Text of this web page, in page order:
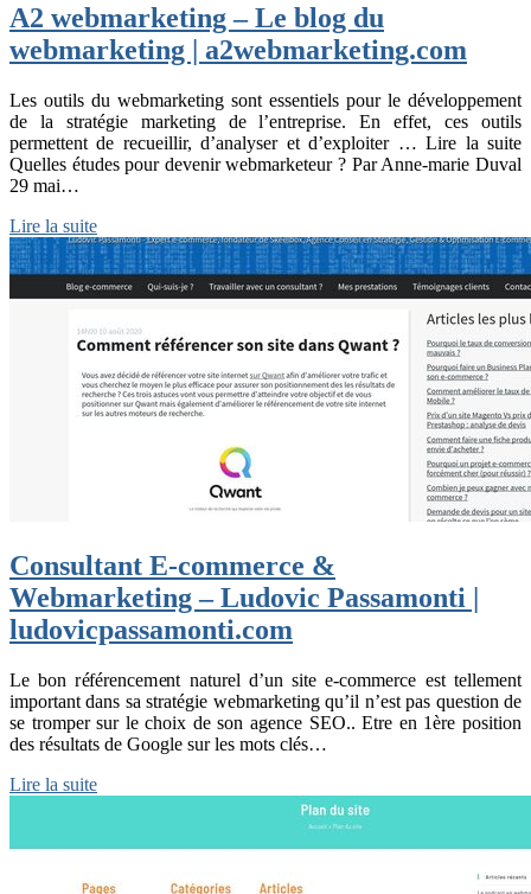
A2 webmarketing – Le blog du
webmarketing | a2webmarketing.com
Les outils du webmarketing sont essentiels pour le développement
de la stratégie marketing de l’entreprise. En effet, ces outils
permettent de recueillir, d’analyser et d’exploiter … Lire la suite
Quelles études pour devenir webmarketeur ? Par Anne-marie Duval
29 mai…
Lire la suite
Consultant E-commerce &
Webmarketing – Ludovic Passamonti |
ludovicpassamonti.com
Le bon référencement naturel d’un site e-commerce est tellement
important dans sa stratégie webmarketing qu’il n’est pas question de
se tromper sur le choix de son agence SEO.. Etre en 1ère position
des résultats de Google sur les mots clés…
Lire la suite